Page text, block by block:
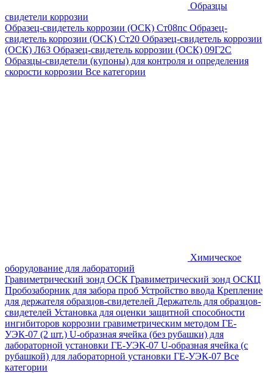
Образцы
свидетели коррозии
Образец-свидетель коррозии (ОСК) Ст08пс Образец-
свидетель коррозии (ОСК) Ст20 Образец-свидетель коррозии
(ОСК) Л63 Образец-свидетель коррозии (ОСК) 09Г2С
Образцы-свидетели (купоны) для контроля и определения
скорости коррозии Все категории
Химическое
оборудование для лабораторий
Гравиметрический зонд ОСК Гравиметрический зонд ОСКЦ
Пробозаборник для забора проб Устройство ввода Крепление
для держателя образцов-свидетелей Держатель для образцов-
свидетелей Установка для оценки защитной способности
ингибиторов коррозии гравиметрическим методом ГЕ-
УЭК-07 (2 шт.) U-образная ячейка (без рубашки) для
лабораторной установки ГЕ-УЭК-07 U-образная ячейка (с
рубашкой) для лабораторной установки ГЕ-УЭК-07 Все
категории